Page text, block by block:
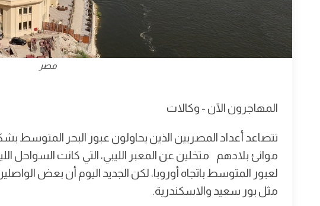
مصر
المهاجرون الآن - وكالات
تتصاعد أعداد المصريين الذين يحاولون عبور البحر
موانئ بلادهم متخلين عن المعبر الليبي، التي كانت السواحل
لعبور المتوسط باتجاه أوروبا، لكن الجديد اليوم أن بعض
مثل بور سعيد والاسكندرية.